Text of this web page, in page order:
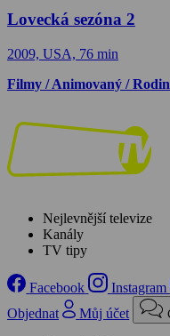
Lovecká sezóna 2
2009, USA, 76 min
Filmy / Animovaný /
Nejlevnější televize
Kanály
TV tipy
Facebook Instagram
Objednat
Můj účet